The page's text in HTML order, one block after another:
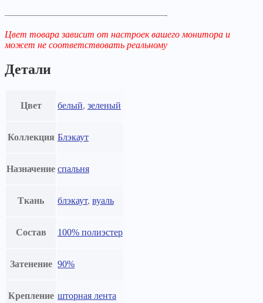
—————————————————-
Цвет товара зависит от настроек вашего монитора и
может не соответствовать реальному
Детали
Цвет белый, зеленый
Коллекция Блэкаут
Назначение спальня
Ткань блэкаут, вуаль
Состав 100% полиэстер
Затенение 90%
Крепление шторная лента